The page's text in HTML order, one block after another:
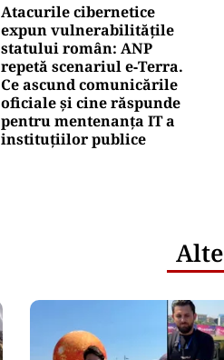
Atacurile cibernetice
expun vulnerabilitățile
statului român: ANP
repetă scenariul e‑Terra.
Ce ascund comunicările
oficiale și cine răspunde
pentru mentenanța IT a
instituțiilor publice